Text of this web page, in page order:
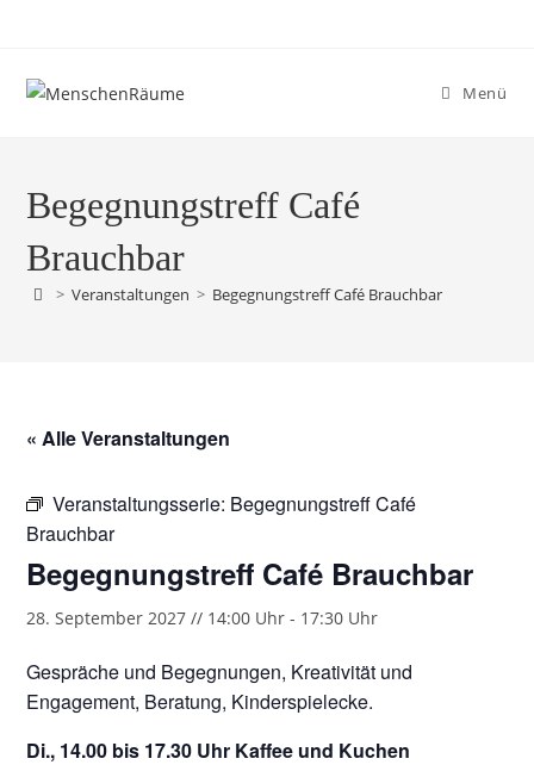
Menü
Begegnungstreff Café
Brauchbar
> Veranstaltungen > Begegnungstreff Café Brauchbar
« Alle Veranstaltungen
Veranstaltungsserie: Begegnungstreff Café
Brauchbar
Begegnungstreff Café Brauchbar
28. September 2027 // 14:00 Uhr - 17:30 Uhr
Gespräche und Begegnungen, Kreativität und
Engagement, Beratung, Kinderspielecke.
Di., 14.00 bis 17.30 Uhr Kaffee und Kuchen